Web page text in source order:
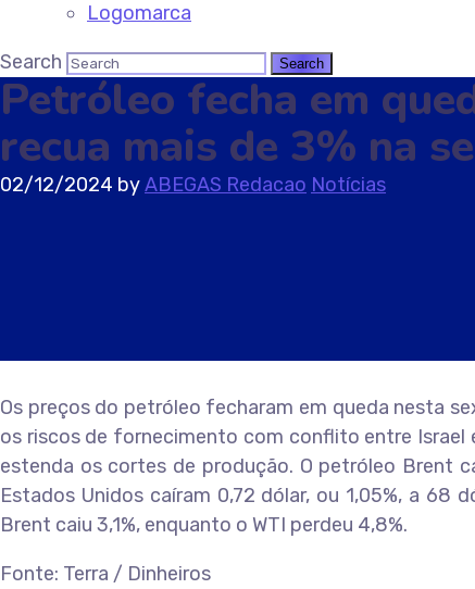
Logomarca
Search
Petróleo fecha em
recua mais de 3% na
02/12/2024 byABEGAS Redacao Notícias
Os preços do petróleo fecharam em queda nesta
os riscos de fornecimento com conflito entre
estenda os cortes de produção. O petróleo Brent
Estados Unidos caíram 0,72 dólar, ou 1,05%, a
Brent caiu 3,1%, enquanto o WTI perdeu 4,8%.
Fonte: Terra / Dinheiros